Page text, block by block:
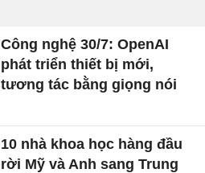
Công nghệ 30/7: OpenAI
phát triển thiết bị mới,
tương tác bằng giọng nói
10 nhà khoa học hàng đầu
rời Mỹ và Anh sang Trung